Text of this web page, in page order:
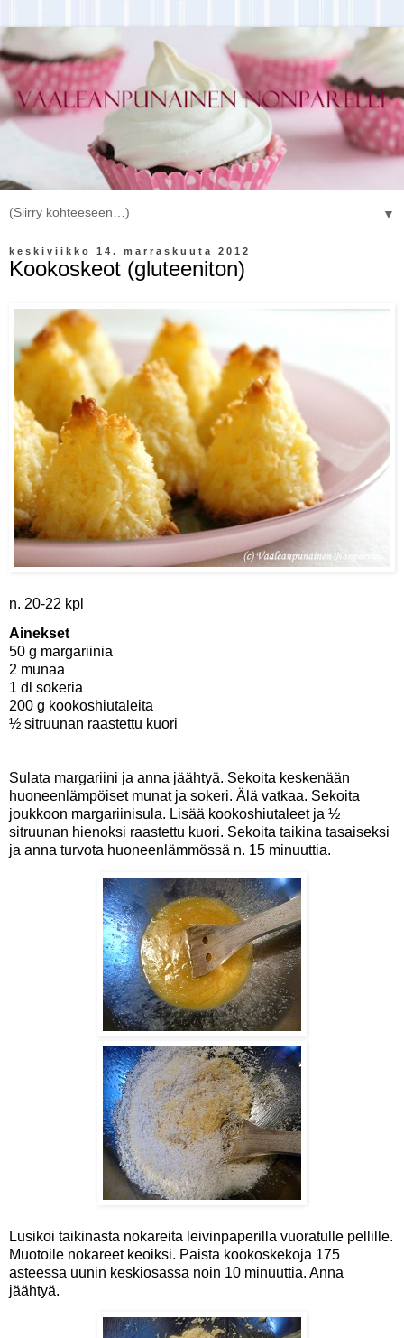
▼
keskiviikko 14. marraskuuta 2012
Kookoskeot (gluteeniton)
n. 20-22 kpl
Ainekset
50 g margariinia
2 munaa
1 dl sokeria
200 g kookoshiutaleita
½ sitruunan raastettu kuori
Sulata margariini ja anna jäähtyä. Sekoita keskenään
huoneenlämpöiset munat ja sokeri. Älä vatkaa. Sekoita
joukkoon margariinisula. Lisää kookoshiutaleet ja ½
sitruunan hienoksi raastettu kuori. Sekoita taikina tasaiseksi
ja anna turvota huoneenlämmössä n. 15 minuuttia.
Lusikoi taikinasta nokareita leivinpaperilla vuoratulle pellille.
Muotoile nokareet keoiksi. Paista kookoskekoja 175
asteessa uunin keskiosassa noin 10 minuuttia. Anna
jäähtyä.